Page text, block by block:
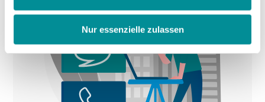
Nur essenzielle zulassen